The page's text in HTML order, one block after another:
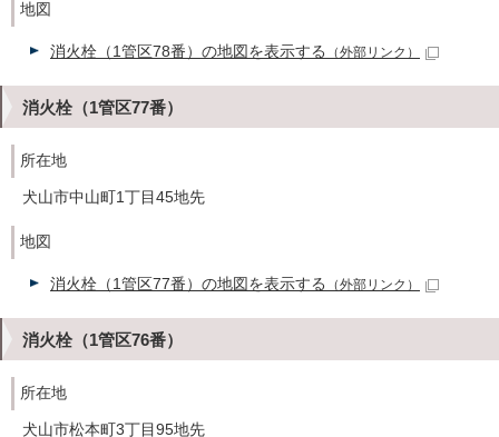
地図
消火栓（1管区78番）の地図を表示する （外部リンク）
消火栓（1管区77番）
所在地
犬山市中山町1丁目45地先
地図
消火栓（1管区77番）の地図を表示する （外部リンク）
消火栓（1管区76番）
所在地
犬山市松本町3丁目95地先